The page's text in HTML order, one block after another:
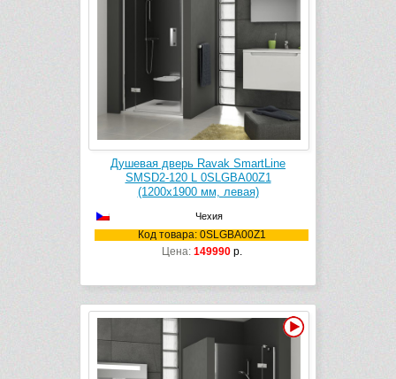
Душевая дверь Ravak SmartLine
SMSD2-120 L 0SLGBA00Z1
(1200х1900 мм, левая)
Чехия
Код товара: 0SLGBA00Z1
Цена: 149990р.